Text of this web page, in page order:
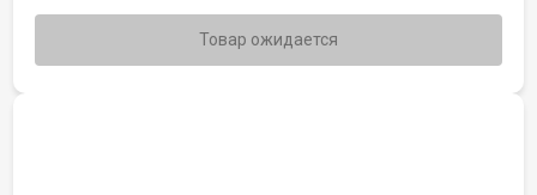
Товар ожидается